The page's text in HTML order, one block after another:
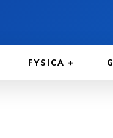
FYSICA